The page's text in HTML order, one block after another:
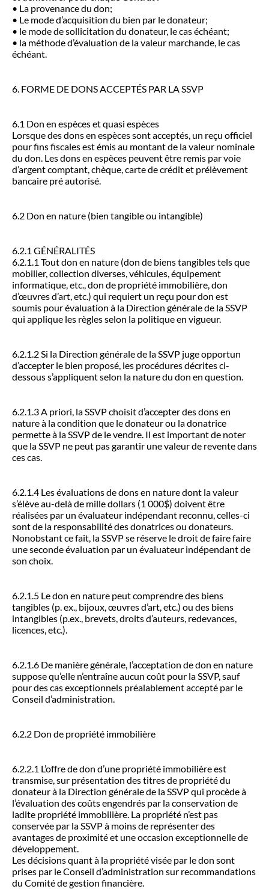
• La provenance du don;
• Le mode d’acquisition du bien par le donateur;
• le mode de sollicitation du donateur, le cas échéant;
• la méthode d’évaluation de la valeur marchande, le cas
échéant.
6. FORME DE DONS ACCEPTÉS PAR LA SSVP
6.1 Don en espèces et quasi espèces
Lorsque des dons en espèces sont acceptés, un reçu officiel
pour fins fiscales est émis au montant de la valeur nominale
du don. Les dons en espèces peuvent être remis par voie
d’argent comptant, chèque, carte de crédit et prélèvement
bancaire pré autorisé.
6.2 Don en nature (bien tangible ou intangible)
6.2.1 GÉNÉRALITÉS
6.2.1.1 Tout don en nature (don de biens tangibles tels que
mobilier, collection diverses, véhicules, équipement
informatique, etc., don de propriété immobilière, don
d’œuvres d’art, etc.) qui requiert un reçu pour don est
soumis pour évaluation à la Direction générale de la SSVP
qui applique les règles selon la politique en vigueur.
6.2.1.2 Si la Direction générale de la SSVP juge opportun
d’accepter le bien proposé, les procédures décrites ci-
dessous s’appliquent selon la nature du don en question.
6.2.1.3 A priori, la SSVP choisit d’accepter des dons en
nature à la condition que le donateur ou la donatrice
permette à la SSVP de le vendre. Il est important de noter
que la SSVP ne peut pas garantir une valeur de revente dans
ces cas.
6.2.1.4 Les évaluations de dons en nature dont la valeur
s’élève au-delà de mille dollars (1 000$) doivent être
réalisées par un évaluateur indépendant reconnu, celles-ci
sont de la responsabilité des donatrices ou donateurs.
Nonobstant ce fait, la SSVP se réserve le droit de faire faire
une seconde évaluation par un évaluateur indépendant de
son choix.
6.2.1.5 Le don en nature peut comprendre des biens
tangibles (p. ex., bijoux, œuvres d’art, etc.) ou des biens
intangibles (p.ex., brevets, droits d’auteurs, redevances,
licences, etc.).
6.2.1.6 De manière générale, l’acceptation de don en nature
suppose qu’elle n’entraîne aucun coût pour la SSVP, sauf
pour des cas exceptionnels préalablement accepté par le
Conseil d’administration.
6.2.2 Don de propriété immobilière
6.2.2.1 L’offre de don d’une propriété immobilière est
transmise, sur présentation des titres de propriété du
donateur à la Direction générale de la SSVP qui procède à
l’évaluation des coûts engendrés par la conservation de
ladite propriété immobilière. La propriété n’est pas
conservée par la SSVP à moins de représenter des
avantages de proximité et une occasion exceptionnelle de
développement.
Les décisions quant à la propriété visée par le don sont
prises par le Conseil d’administration sur recommandations
du Comité de gestion financière.